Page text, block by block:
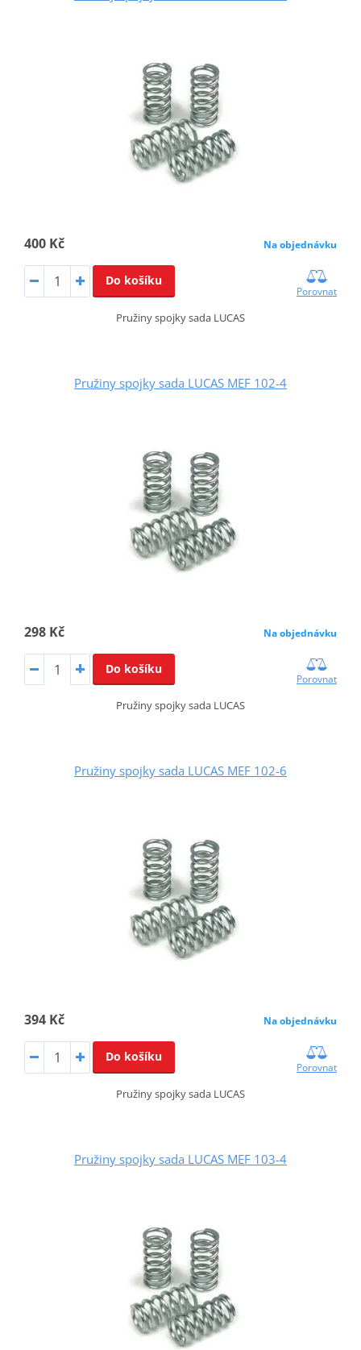
400 Kč Na objednávku
Do košíku
Porovnat
Pružiny spojky sada LUCAS
Pružiny spojky sada LUCAS MEF 102-4
298 Kč Na objednávku
Do košíku
Porovnat
Pružiny spojky sada LUCAS
Pružiny spojky sada LUCAS MEF 102-6
394 Kč Na objednávku
Do košíku
Porovnat
Pružiny spojky sada LUCAS
Pružiny spojky sada LUCAS MEF 103-4